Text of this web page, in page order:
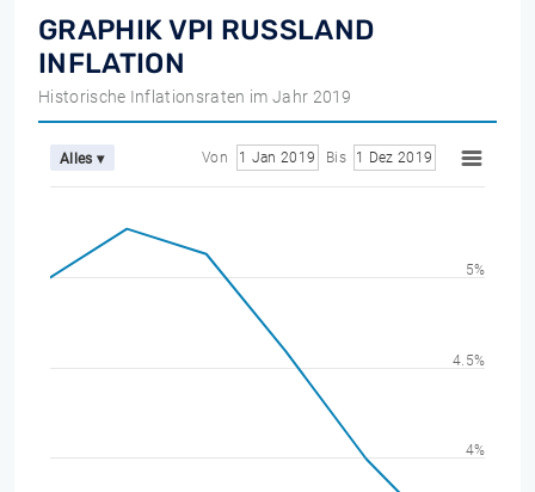
GRAPHIK VPI RUSSLAND
INFLATION
Historische Inflationsraten im Jahr 2019
Alles ▾ Von 1 Jan 2019 Bis 1 Dez 2019
4%
4.5%
5%